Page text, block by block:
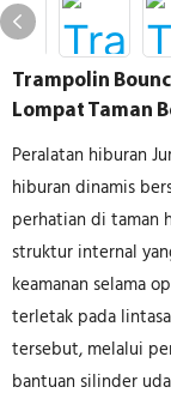
Trampolin
Lompat Taman
Peralatan hiburan
hiburan dinamis
perhatian di taman
struktur internal
keamanan selama
terletak pada
tersebut, melalui
bantuan silinder